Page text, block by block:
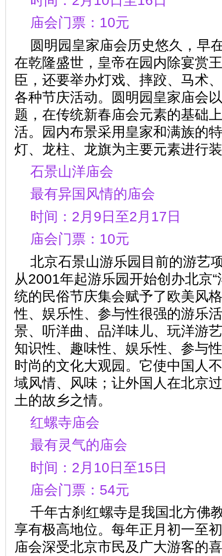
庙会门票：10元
圆明园皇家庙会历史悠久，早
在乾隆盛世，皇帝在园内除宴赏
臣，还要举办灯戏、摔跤、马术
各种节庆活动。圆明园皇家庙会
题，在传统新春庙会元素的基础
活。园内布景采用皇家和满族的
灯、龙柱、龙旗为主要元素
石景山洋庙会
最有异国风情的庙会
时间：2月9日至2月17日
庙会门票：10元
北京石景山游乐园目前的游艺
从2001年起游乐园开始创办北京“
统的民俗节庆集会赋予了欧美风
性、娱乐性、参与性很强的游乐
景、听洋曲、品洋味儿、玩洋游
知识性、趣味性、娱乐性、参与
时尚的文化大观园。它使中国人
域风情、风味；让外国人在北京
土的故乡之情。
红螺寺庙会
最有灵气的庙会
时间：2月10日至15日
庙会门票：54元
千年古刹红螺寺是我国北方佛
享有极高地位。每年正月初一至
庙会深受北京市民及广大游客的